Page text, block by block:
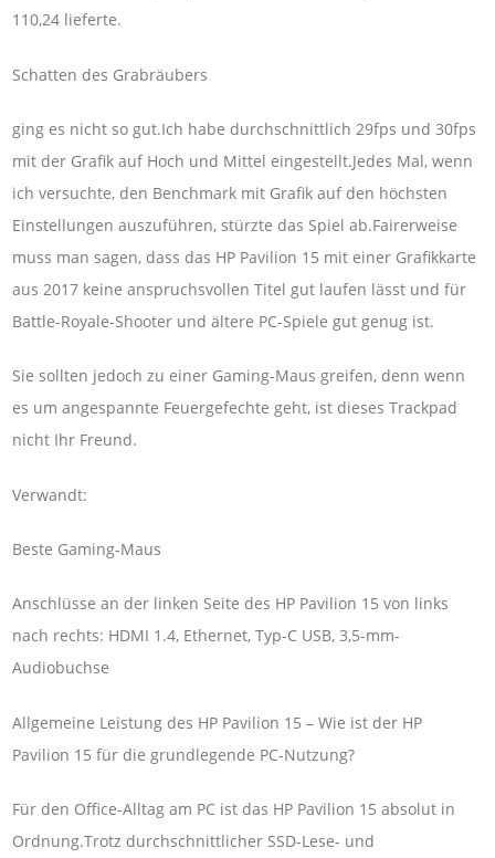
110,24 lieferte.
Schatten des Grabräubers
ging es nicht so gut.Ich habe durchschnittlich 29fps und 30fps
mit der Grafik auf Hoch und Mittel eingestellt.Jedes Mal, wenn
ich versuchte, den Benchmark mit Grafik auf den höchsten
Einstellungen auszuführen, stürzte das Spiel ab.Fairerweise
muss man sagen, dass das HP Pavilion 15 mit einer Grafikkarte
aus 2017 keine anspruchsvollen Titel gut laufen lässt und für
Battle-Royale-Shooter und ältere PC-Spiele gut genug ist.
Sie sollten jedoch zu einer Gaming-Maus greifen, denn wenn
es um angespannte Feuergefechte geht, ist dieses Trackpad
nicht Ihr Freund.
Verwandt:
Beste Gaming-Maus
Anschlüsse an der linken Seite des HP Pavilion 15 von links
nach rechts: HDMI 1.4, Ethernet, Typ-C USB, 3,5-mm-
Audiobuchse
Allgemeine Leistung des HP Pavilion 15 – Wie ist der HP
Pavilion 15 für die grundlegende PC-Nutzung?
Für den Office-Alltag am PC ist das HP Pavilion 15 absolut in
Ordnung.Trotz durchschnittlicher SSD-Lese- und